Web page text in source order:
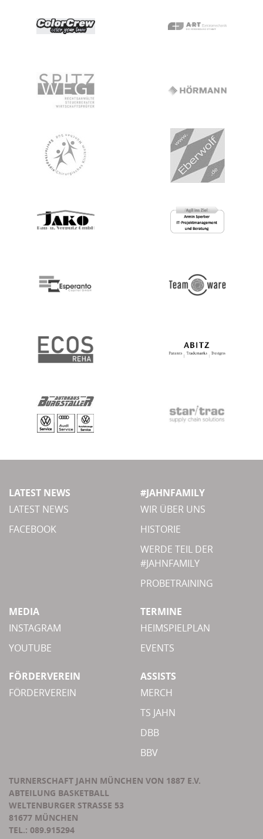
LATEST NEWS
LATEST NEWS
FACEBOOK
#JAHNFAMILY
WIR ÜBER UNS
HISTORIE
WERDE TEIL DER
#JAHNFAMILY
PROBETRAINING
MEDIA
INSTAGRAM
YOUTUBE
TERMINE
HEIMSPIELPLAN
EVENTS
FÖRDERVEREIN
FÖRDERVEREIN
ASSISTS
MERCH
TS JAHN
DBB
BBV
TURNERSCHAFT JAHN MÜNCHEN VON 1887 E.V.
ABTEILUNG BASKETBALL
WELTENBURGER STRASSE 53
81677 MÜNCHEN
TEL.: 089.915294